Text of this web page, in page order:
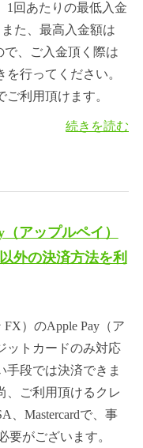
1回あたりの最低入金
た、最高入金額は
で、ご入金頂く際は
行ってください。
利用頂けます。
続きを読む
アップルペイ）
外の決済方法を利
）のApple Pay（ア
ットカードのみ対応
手段では決済できま
、ご利用頂けるクレ
、Mastercardで、事
要がございます。